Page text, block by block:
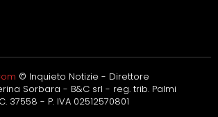
© Inquieto Notizie - Direttore
Sorbara - B&C srl - reg. trib. Palmi
37558 - P. IVA 02512570801